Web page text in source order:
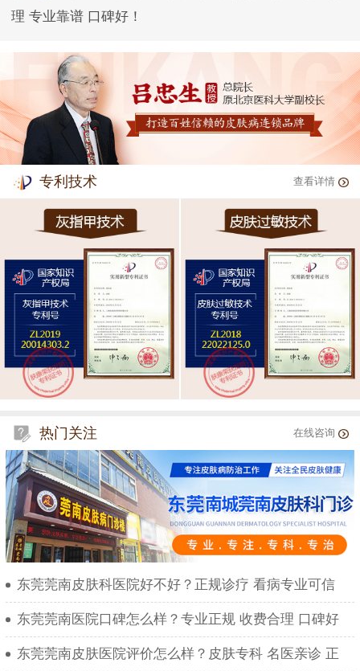
理 专业靠谱 口碑好！
专利技术 查看详情
热门关注 在线咨询
东莞莞南皮肤科医院好不好？正规诊疗 看病专业可信
东莞莞南医院口碑怎么样？专业正规 收费合理 口碑好
东莞莞南皮肤医院评价怎么样？皮肤专科 名医亲诊 正